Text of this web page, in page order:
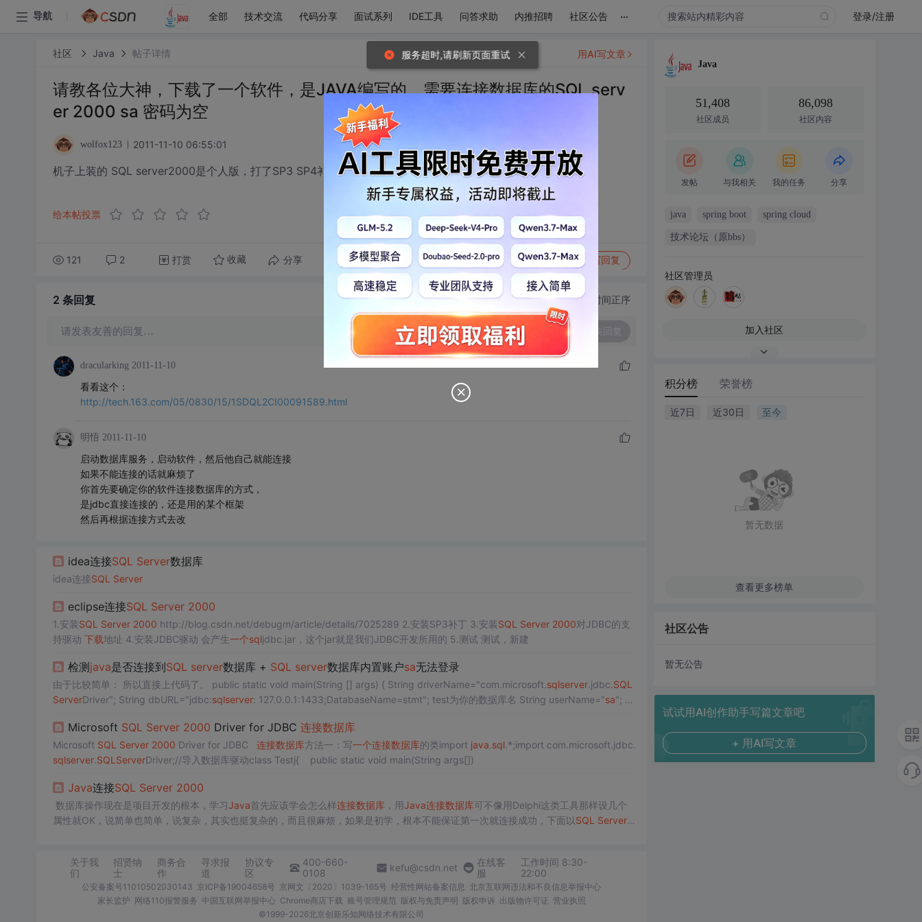
导航 全部 技术交流 代码分享 面试系列 IDE工具 问答求助 内推招聘 社区公告 ... 登录/注册
社区 Java 帖子详情
请教各位大神，下载了一个软件，是JAVA编写的，需要连接数据库的SQL serv
er 2000 sa 密码为空
wolfox123 2011-11-10 06:55:01
机子上装的 SQL server2000是个人版，打了SP3 SP4补丁，请教怎么连接数据库
给本帖投票
121 2 打赏 收藏 分享 转发到动态 举报 写回复
用AI写文章
2 条回复 切换为时间正序
请发表友善的回复…
dracularking 2011-11-10
看看这个：
http://tech.163.com/05/0830/15/1SDQL2CI00091589.html
明悟 2011-11-10
启动数据库服务，启动软件，然后他自己就能连接
如果不能连接的话就麻烦了
你首先要确定你的软件连接数据库的方式，
是jdbc直接连接的，还是用的某个框架
然后再根据连接方式去改
idea连接SQL Server数据库
idea连接SQL Server
eclipse连接SQL Server 2000
1.安装SQL Server 2000 http://blog.csdn.net/debugm/article/details/7025289 2.安装SP3补丁 3.安装SQL Server 2000对JDBC的支
持驱动 下载 地址 4.安装JDBC驱动 会产生一个sql jdbc.jar，这个jar就是我们JDBC开发所用的 5.测试 测试，新建
检测 java是否连接到SQL server数据库 + SQL server数据库内置账户sa无法登录
由于比较简单： 所以直接上代码了。 public static void main(String [] args) { String driverName="com.microsoft. sqlserver.jdbc. SQL
Server
Driver"; String dbURL="jdbc:sqlserver : 127.0.0.1:1433;DatabaseName=stmt"; test为你的数据库名 String userName="sa"; 你
Microsoft SQL Server 2000 Driver for JDBC 连接数据库
Microsoft SQL Server 2000 Driver for JDBC 连接数据库方法一：写一个连接数据库的类import java sql.*;import com.microsoft.jdbc.
sqlserver. SQL ServerDriver;//导入数据库驱动class Testj{ public static void main(String args[])
Java连接SQL Server 2000
数据库操作现在是项目开发的根本，学习Java首先应该学会怎么样连接数据库，用Java连接数据库可不像用Delphi这类工具那样设几个
属性就OK，说简单也简单，说复杂，其实也挺复杂的，而且很麻烦，如果是初学，根本不能保证第一次就连接成功，下面以SQL Server 2
关于我
们
招贤纳
士
商务合
作
寻求报
道
协议专
区
400-660-
0108
kefu@csdn.net
在线客
服
工作时间 8:30-
22:00
公安备案号11010502030143 京ICP备19004658号 京网文〔2020〕1039-165号 经营性网站备案信息 北京互联网违法和不良信息举报中心
家长监护 网络110报警服务 中国互联网举报中心 Chrome商店下载 账号管理规范 版权与免责声明 版权申诉 出版物许可证 营业执照
©1999-2026北京创新乐知网络技术有限公司
Java
51,408
社区成员
86,098
社区内容
发帖 与我相关 我的任务 分享
java spring boot spring cloud
技术论坛（原bbs）
社区管理员
加入社区
积分榜 荣誉榜
近7日 近30日 至今
暂无数据
查看更多榜单
社区公告
暂无公告
试试用AI创作助手写篇文章吧
+ 用AI写文章
服务超时,请刷新页面重试